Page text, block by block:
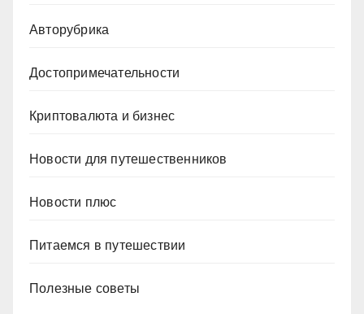
Авторубрика
Достопримечательности
Криптовалюта и бизнес
Новости для путешественников
Новости плюс
Питаемся в путешествии
Полезные советы